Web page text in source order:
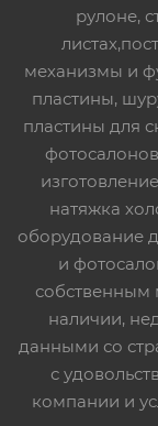
рулоне,
механизмы и
пластины,
пластины для
натяжка
оборудование
и
собственным
наличии,
данными со
с
компании и